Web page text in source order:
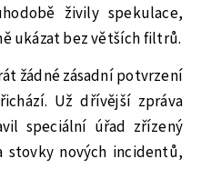
živily spekulace,
ukázat bez větších filtrů.
žádné zásadní potvrzení
Už dřívější zpráva
speciální úřad zřízený
stovky nových incidentů,